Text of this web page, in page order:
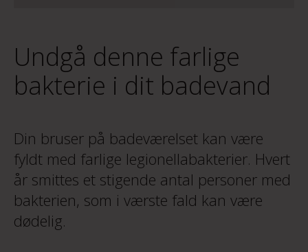
Undgå denne farlige
bakterie i dit badevand
Din bruser på badeværelset kan være
fyldt med farlige legionellabakterier. Hvert
år smittes et stigende antal personer med
bakterien, som i værste fald kan være
dødelig.